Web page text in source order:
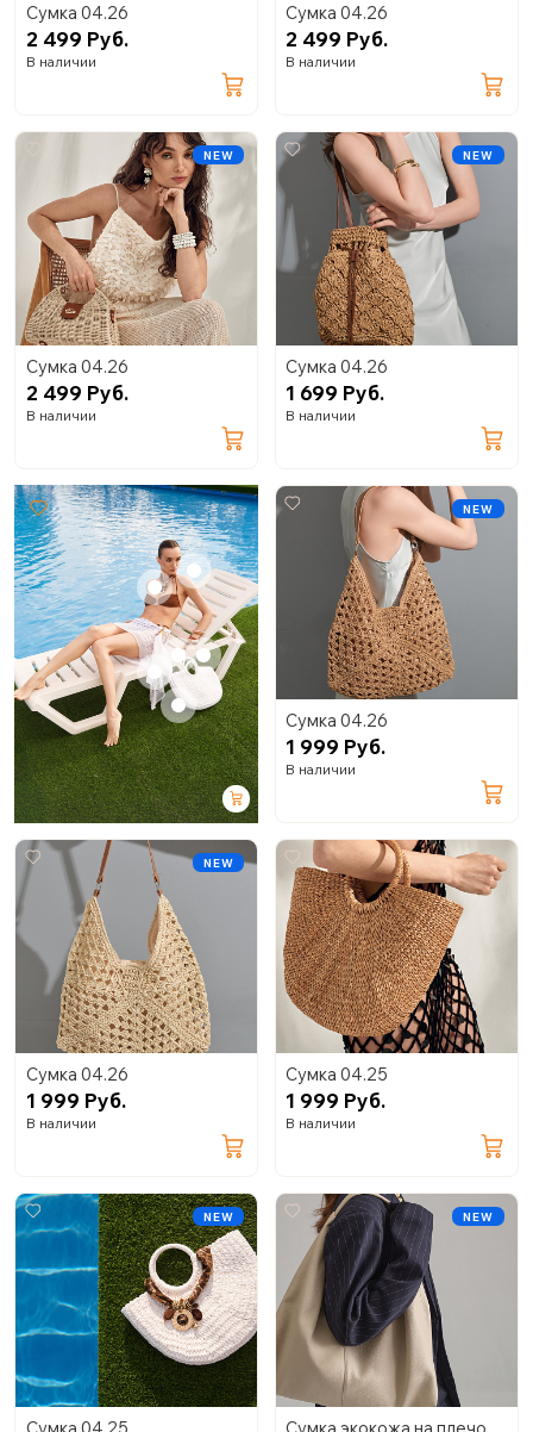
Сумка 04.26
2 499 Руб.
В наличии
Сумка 04.26
2 499 Руб.
В наличии
NEW
Сумка 04.26
2 499 Руб.
В наличии
NEW
Сумка 04.26
1 699 Руб.
В наличии
+
+
+
+
+ +
NEW
Сумка 04.26
1 999 Руб.
В наличии
NEW
Сумка 04.26
1 999 Руб.
В наличии
Сумка 04.25
1 999 Руб.
В наличии
NEW NEW